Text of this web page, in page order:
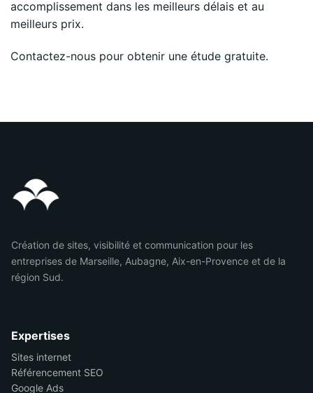
accomplissement dans les meilleurs délais et au
meilleurs prix.
Contactez-nous pour obtenir une étude gratuite.
Création de sites, visibilité et communication pour les
entreprises de Marseille, Aubagne, Aix-en-Provence et de la
région Sud.
Expertises
Sites internet
Référencement SEO
Google Ads